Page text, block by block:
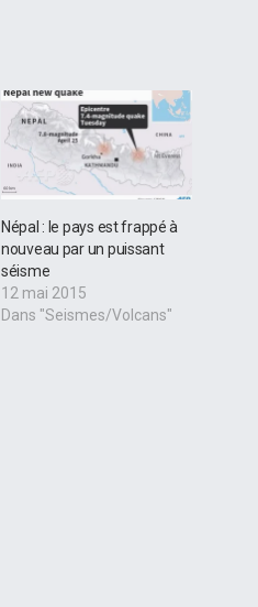
Népal : le pays est frappé à
nouveau par un puissant
séisme
12 mai 2015
Dans "Seismes/Volcans"